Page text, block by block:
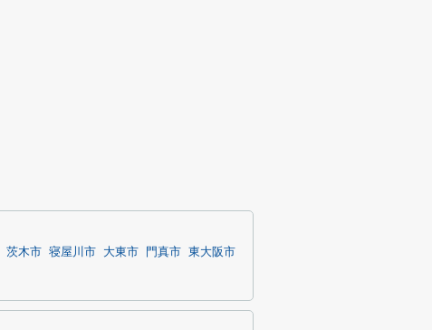
茨木市 寝屋川市 大東市 門真市 東大阪市